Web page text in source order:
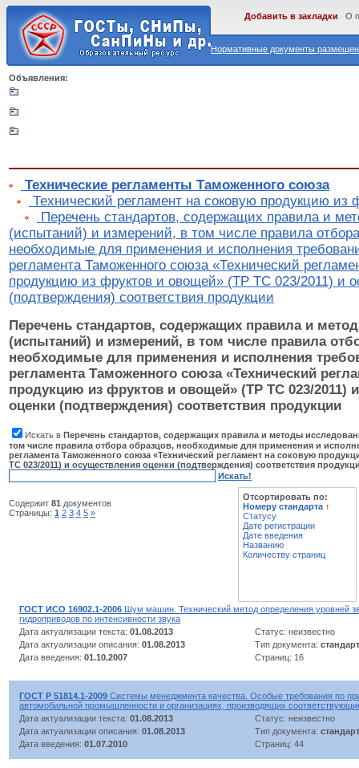
Нормативные документы
Добавить в закладки О
Объявления:
Технические регламенты Таможенного союза
Технический регламент на соковую продукцию из
Перечень стандартов, содержащих правила и
(испытаний) и измерений, в том числе правила
необходимые для применения и исполнения
регламента Таможенного союза «Технический
продукцию из фруктов и овощей» (ТР ТС 023/2011) и
(подтверждения) соответствия продукции
Перечень стандартов, содержащих правила и
(испытаний) и измерений, в том числе правила
необходимые для применения и исполнения
регламента Таможенного союза «Технический
продукцию из фруктов и овощей» (ТР ТС 023/2011)
оценки (подтверждения) соответствия продукции
Искать в Перечень стандартов, содержащих правила и методы
том числе правила отбора образцов, необходимые для применения и
регламента Таможенного союза «Технический регламент на соковую
ТС 023/2011) и осуществления оценки (подтверждения) соответствия
Искать!
Содержит 81 документов
Страницы: 1 2 3 4 5 »
Отсортировать по:
Номеру стандарта ↑
Статусу
Дате регистрации
Дате введения
Названию
Количеству страниц
ГОСТ ИСО 16902.1-2006 Шум машин. Технический метод определения уровней
гидроприводов по интенсивности звука
Дата актуализации текста: 01.08.2013
Статус: неизвестно
Дата актуализации описания: 01.08.2013 Тип документа: стандарт
Дата введения: 01.10.2007 Страниц: 16
ГОСТ Р 51814.1-2009 Системы менеджмента качества. Особые требования по
автомобильной промышленности и организациях, производящих
Дата актуализации текста: 01.08.2013
Статус: неизвестно
Дата актуализации описания: 01.08.2013 Тип документа: стандарт
Дата введения: 01.07.2010 Страниц: 44